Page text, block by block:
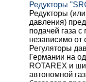
Редукторы
Редукторы
давления)
подачей газа
независимо от
Регуляторы
Германии на
ROTAREX и
автономной